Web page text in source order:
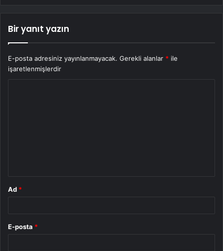
Bir yanıt yazın
E-posta adresiniz yayınlanmayacak. Gerekli alanlar * ile
işaretlenmişlerdir
Ad *
E-posta *